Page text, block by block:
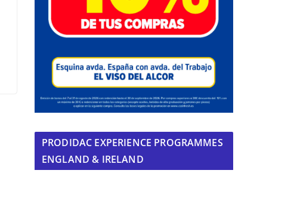
PRODIDAC EXPERIENCE PROGRAMMES
ENGLAND & IRELAND